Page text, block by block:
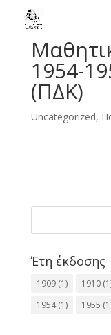
1954-
(ΠΔΚ)
Uncategorized,
Έτη έκδοσης
1909(1) 1910
1954(1) 1955